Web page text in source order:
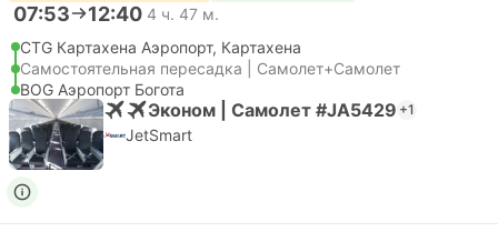
07:53 12:40 4 ч. 47 м.
CTG Картахена Аэропорт, Картахена
Самостоятельная пересадка | Самолет+Самолет
BOG Аэропорт Богота
Эконом | Самолет #JA5429 +1
JetSmart